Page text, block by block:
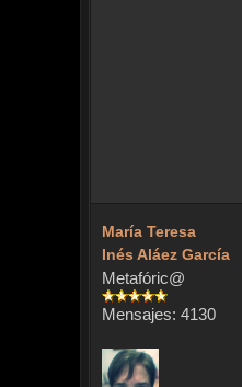
María Teresa
Inés Aláez García
Metafóric@
Mensajes: 4130